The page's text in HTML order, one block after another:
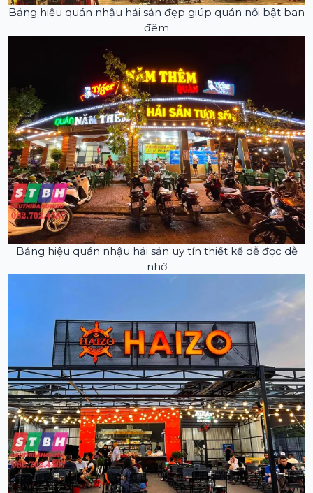
Bảng hiệu quán nhậu hải sản đẹp giúp quán nổi bật ban
đêm
Bảng hiệu quán nhậu hải sản uy tín thiết kế dễ đọc dễ
nhớ